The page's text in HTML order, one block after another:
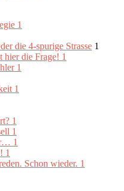
1
die 4-spurige Strasse 1
hier die Frage! 1
1
1
1
1
1
1
Schon wieder. 1